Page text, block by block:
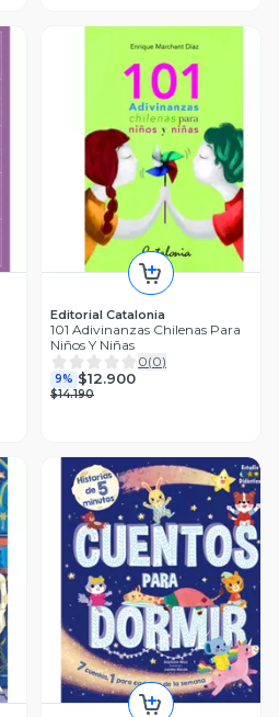
Editorial Catalonia
101 Adivinanzas Chilenas Para
Niños Y Niñas
0(0)
9% $12.900
$14.190